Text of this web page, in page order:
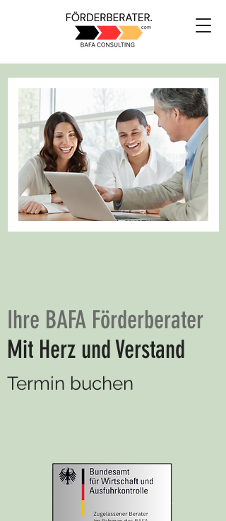
Ihre BAFA Förderberater
Mit Herz und Verstand
Termin buchen